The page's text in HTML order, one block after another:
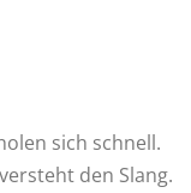
sich schnell.
den Slang.